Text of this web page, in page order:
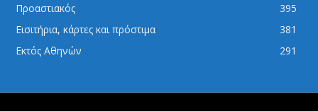
Προαστιακός
395
Εισιτήρια, κάρτες και πρόστιμα
381
Εκτός Αθηνών
291